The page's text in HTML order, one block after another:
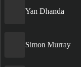
Yan Dhanda
Simon Murray